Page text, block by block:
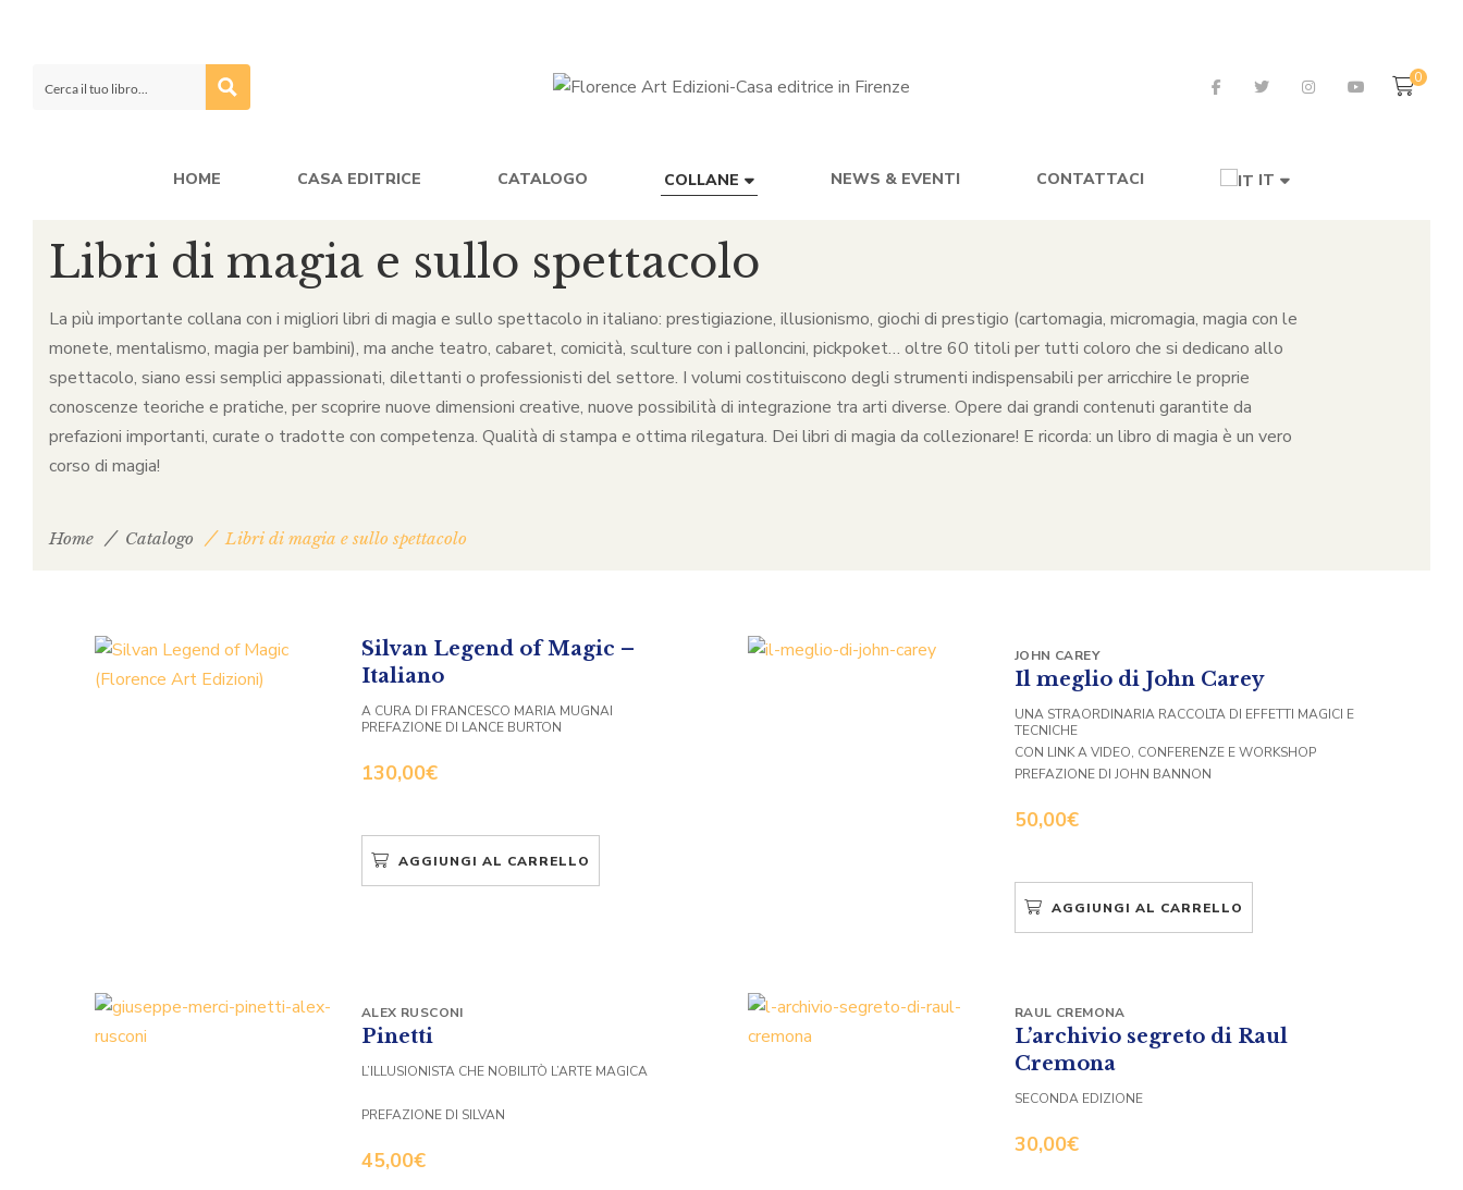
0
HOME CASA EDITRICE CATALOGO COLLANE NEWS & EVENTI CONTATTACI IT
Libri di magia e sullo spettacolo
La più importante collana con i migliori libri di magia e sullo spettacolo in italiano: prestigiazione, illusionismo, giochi di prestigio (cartomagia, micromagia, magia con le
monete, mentalismo, magia per bambini), ma anche teatro, cabaret, comicità, sculture con i palloncini, pickpoket… oltre 60 titoli per tutti coloro che si dedicano allo
spettacolo, siano essi semplici appassionati, dilettanti o professionisti del settore. I volumi costituiscono degli strumenti indispensabili per arricchire le proprie
conoscenze teoriche e pratiche, per scoprire nuove dimensioni creative, nuove possibilità di integrazione tra arti diverse. Opere dai grandi contenuti garantite da
prefazioni importanti, curate o tradotte con competenza. Qualità di stampa e ottima rilegatura. Dei libri di magia da collezionare! E ricorda: un libro di magia è un vero
corso di magia!
Home Catalogo Libri di magia e sullo spettacolo
Silvan Legend of Magic –
Italiano
130,00€
A CURA DI FRANCESCO MARIA MUGNAI
PREFAZIONE DI LANCE BURTON
AGGIUNGI AL CARRELLO
Il meglio di John Carey
50,00€
JOHN CAREY
UNA STRAORDINARIA RACCOLTA DI EFFETTI MAGICI E
TECNICHE
CON LINK A VIDEO, CONFERENZE E WORKSHOP
PREFAZIONE DI JOHN BANNON
AGGIUNGI AL CARRELLO
Pinetti
45,00€
ALEX RUSCONI
L’ILLUSIONISTA CHE NOBILITÒ L’ARTE MAGICA
PREFAZIONE DI SILVAN
L’archivio segreto di Raul
Cremona
30,00€
RAUL CREMONA
SECONDA EDIZIONE